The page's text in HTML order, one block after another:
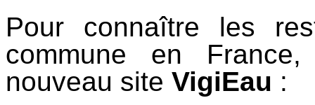
Pour connaître les
commune en
nouveau site VigiEau :